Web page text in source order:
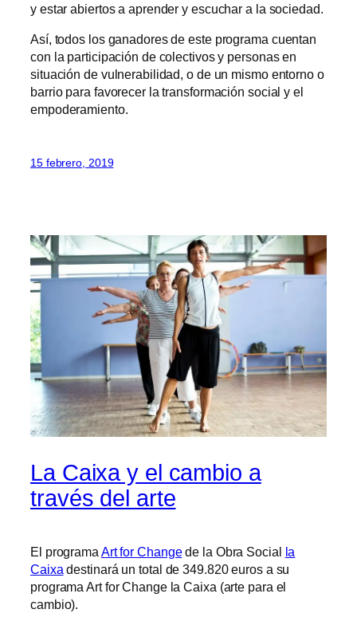
y estar abiertos a aprender y escuchar a la sociedad.
Así, todos los ganadores de este programa cuentan
con la participación de colectivos y personas en
situación de vulnerabilidad, o de un mismo entorno o
barrio para favorecer la transformación social y el
empoderamiento.
15 febrero, 2019
La Caixa y el cambio a
través del arte
El programa Art for Changede la Obra Social la
Caixa destinará un total de 349.820 euros a su
programa Art for Change la Caixa (arte para el
cambio).